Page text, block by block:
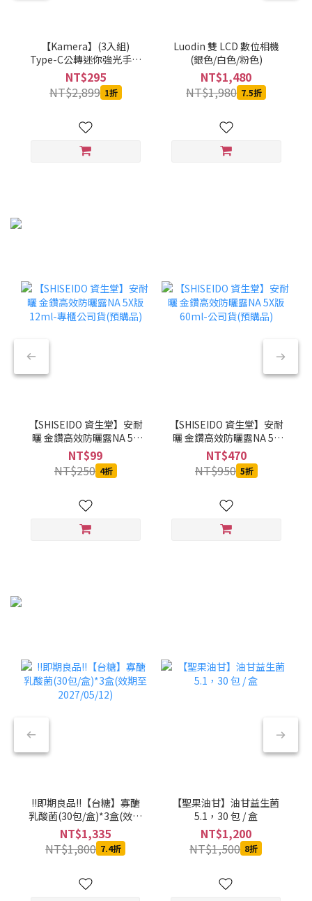
【Kamera】(3入組)
Type-C公轉迷你強光手電
筒-黑-CBPKAMFLAAL002
NT$295
NT$2,899 1折
Luodin 雙 LCD 數位相機
(銀色/白色/粉色)
NT$1,480
NT$1,980 7.5折
【SHISEIDO 資生堂】安耐
曬 金鑽高效防曬露NA 5X
版 12ml-專櫃公司貨(預購
品)
NT$99
NT$250 4折
【SHISEIDO 資生堂】安耐
曬 金鑽高效防曬露NA 5X
版 60ml-公司貨(預購品)
NT$470
NT$950 5折
!!即期良品!!【台糖】寡醣
乳酸菌(30包/盒)*3盒(效期
至2027/05/12)
NT$1,335
NT$1,800 7.4折
【聖果油甘】油甘益生菌
5.1，30 包 / 盒
NT$1,200
NT$1,500 8折